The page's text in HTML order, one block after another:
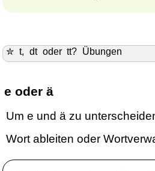
✮ t, dt oder tt? Übungen
e oder ä
Um e und ä zu
Wort ableiten oder